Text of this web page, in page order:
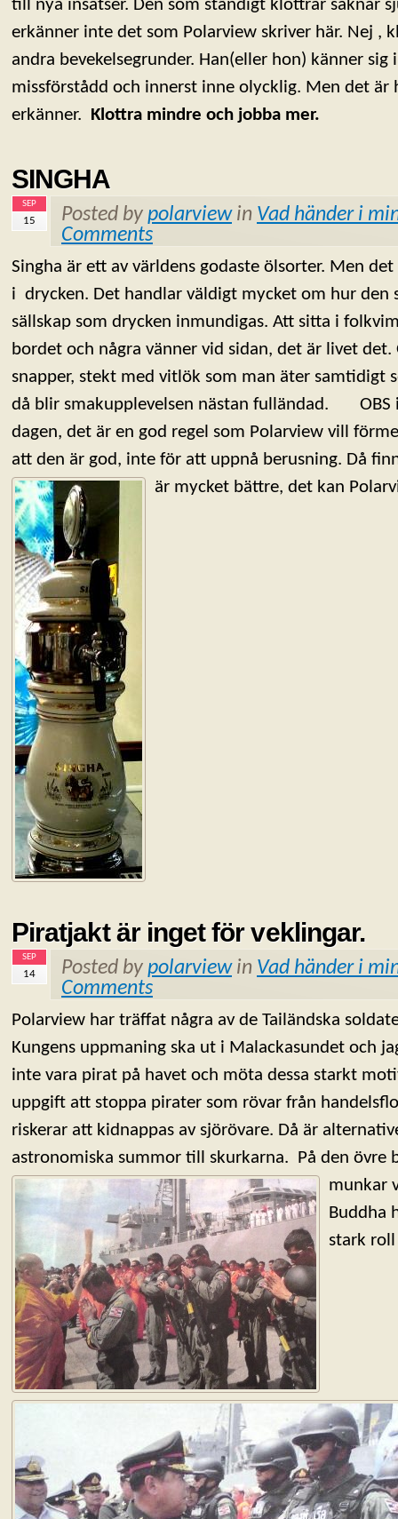
till nya insatser. Den som ständigt klottrar saknar
erkänner inte det som Polarview skriver här. Nej ,
andra bevekelsegrunder. Han(eller hon) känner
missförstådd och innerst inne olycklig. Men det är
erkänner. Klottra mindre och jobba mer.
SINGHA
SEP
15 Posted by polarviewin Vad händer i
Comments
Singha är ett av världens godaste ölsorter. Men
i drycken. Det handlar väldigt mycket om hur den
sällskap som drycken inmundigas. Att sitta i
bordet och några vänner vid sidan, det är livet
snapper, stekt med vitlök som man äter samtidigt
då blir smakupplevelsen nästan fulländad. OBS
dagen, det är en god regel som Polarview vill
att den är god, inte för att uppnå berusning. Då
är mycket bättre, det kan
Piratjakt är inget för veklingar.
SEP
14 Posted by polarviewin Vad händer i
Comments
Polarview har träffat några av de Tailändska
Kungens uppmaning ska ut i Malackasundet och
inte vara pirat på havet och möta dessa starkt
uppgift att stoppa pirater som rövar från
riskerar att kidnappas av sjörövare. Då är
astronomiska summor till skurkarna. På den övre
munkar
Buddha
stark